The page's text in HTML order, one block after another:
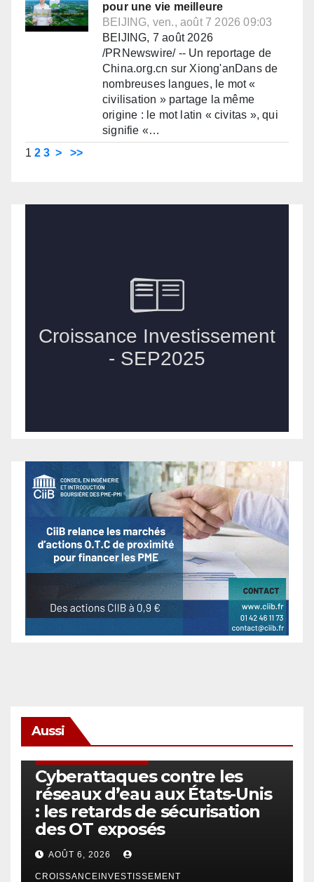
pour une vie meilleure
BEIJING, ven., août 7 2026 09:03
BEIJING, 7 août 2026
/PRNewswire/ -- Un reportage de
China.org.cn sur Xiong'anDans de
nombreuses langues, le mot «
civilisation » partage la même
origine : le mot latin « civitas », qui
signifie «…
1 2 3 > >>
Aussi
Cyberattaques contre les
réseaux d’eau aux États-Unis
: les retards de sécurisation
des OT exposés
AOÛT 6, 2026
CROISSANCEINVESTISSEMENT